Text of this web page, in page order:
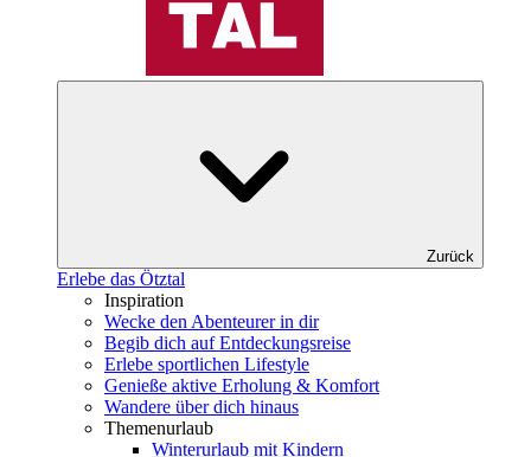
Zurück
Erlebe das Ötztal
Inspiration
Wecke den Abenteurer in dir
Begib dich auf Entdeckungsreise
Erlebe sportlichen Lifestyle
Genieße aktive Erholung & Komfort
Wandere über dich hinaus
Themenurlaub
Winterurlaub mit Kindern